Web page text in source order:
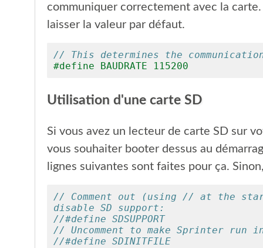
communiquer correctement avec la
laisser la valeur par défaut.
// This determines the
#define BAUDRATE 115200
Utilisation d'une carte SD
Si vous avez un lecteur de carte SD sur
vous souhaiter booter dessus au
lignes suivantes sont faites pour ça.
// Comment out (using // at the
disable SD support:
//#define SDSUPPORT
// Uncomment to make Sprinter run
//#define SDINITFILE